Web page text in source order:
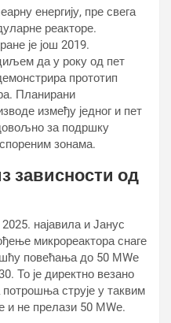
енергију, пре свега
реакторе.
је још 2019.
да у року од пет
прототип
Планирани
између једног и пет
за подршку
зонама.
зависности од
најавила и Јанус
микрореактора снаге
повећања до 50 МWе
То је директно везано
потрошња струје у таквим
и не прелази 50 МWе.